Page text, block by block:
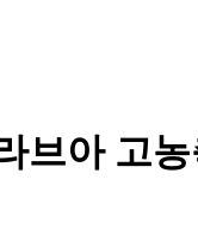
브아 고